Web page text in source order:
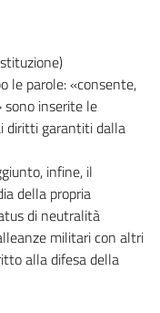
le parole: «consente,
sono inserite le
diritti garantiti dalla
infine, il
della propria
di neutralità
militari con altri
alla difesa della